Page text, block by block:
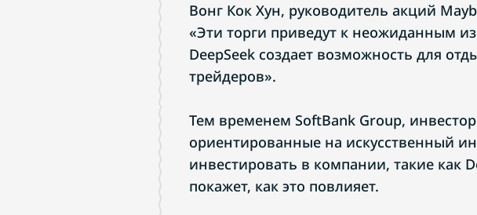
Вонг Кок Хун, руководитель акций
«Эти торги приведут к неожиданным
DeepSeek создает возможность для
трейдеров».
Тем временем SoftBank Group,
ориентированные на искусственный
инвестировать в компании, такие как
покажет, как это повлияет.